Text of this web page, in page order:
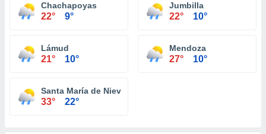
Chachapoyas
22° 9°
Jumbilla
22° 10°
Lámud
21° 10°
Mendoza
27° 10°
Santa María de Nieva
33° 22°